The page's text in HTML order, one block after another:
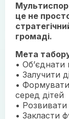
це не
громаді.
Мета
• Об’єднати
• Залучити
•
серед дітей
•
• Закласти